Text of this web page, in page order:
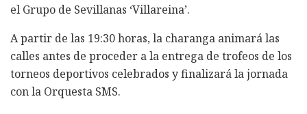
el Grupo de Sevillanas ‘Villareina’.
A partir de las 19:30 horas, la charanga animará las
calles antes de proceder a la entrega de trofeos de los
torneos deportivos celebrados y finalizará la jornada
con la Orquesta SMS.